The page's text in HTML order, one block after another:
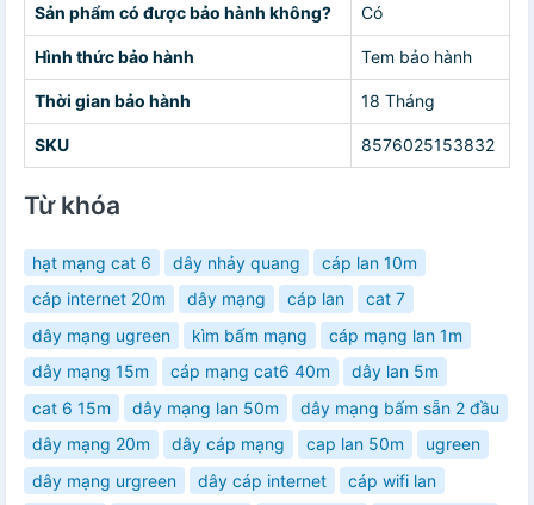
Sản phẩm có được bảo hành không? Có
Hình thức bảo hành Tem bảo hành
Thời gian bảo hành 18 Tháng
SKU 8576025153832
Từ khóa
hạt mạng cat 6 dây nhảy quang
cáp lan 10m
cáp internet 20m
dây mạng cáp lan
cat 7
dây mạng ugreen
kìm bấm mạng
cáp mạng lan 1m
dây mạng 15m
cáp mạng cat6 40m
dây lan 5m
cat 6 15m
dây mạng lan 50m
dây mạng bấm sẵn 2 đầu
dây mạng 20m
dây cáp mạng cap lan 50m
ugreen
dây mạng urgreen
dây cáp internet
cáp wifi lan